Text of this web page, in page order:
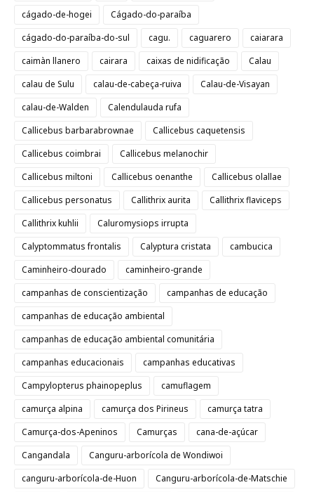
cágado-de-hogei
Cágado-do-paraíba
cágado-do-paraíba-do-sul
cagu. caguarero
caiarara
caimàn llanero
cairara caixas de nidificação
Calau
calau de Sulu
calau-de-cabeça-ruiva
Calau-de-Visayan
calau-de-Walden
Calendulauda rufa
Callicebus barbarabrownae
Callicebus caquetensis
Callicebus coimbrai
Callicebus melanochir
Callicebus miltoni
Callicebus oenanthe
Callicebus olallae
Callicebus personatus
Callithrix aurita
Callithrix flaviceps
Callithrix kuhlii
Caluromysiops irrupta
Calyptommatus frontalis
Calyptura cristata
cambucica
Caminheiro-dourado
caminheiro-grande
campanhas de conscientização
campanhas de educação
campanhas de educação ambiental
campanhas de educação ambiental comunitária
campanhas educacionais
campanhas educativas
Campylopterus phainopeplus
camuflagem
camurça alpina
camurça dos Pirineus
camurça tatra
Camurça-dos-Apeninos
Camurças
cana-de-açúcar
Cangandala
Canguru-arborícola de Wondiwoi
canguru-arborícola-de-Huon
Canguru-arborícola-de-Matschie